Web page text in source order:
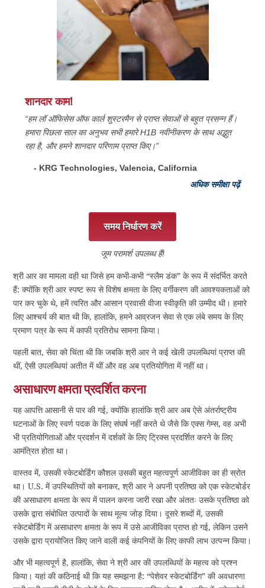
शानदार काम!
“हम लॉ ऑफिसेस ऑफ कार्ल शुस्टरमैन से प्राप्त सेवाओं से बहुत प्रसन्न हैं।
हमारा पिछला साल का अनुभव सभी हमारे H1B नवीनीकरण के साथ अद्भुत
रहा है, और हमने शानदार परिणाम प्राप्त किए।”
- KRG Technologies, Valencia, California
अधिक समीक्षा पढ़ें
समय निर्धारण करें
जूम परामर्श उपलब्ध हैं!
श्री आर का मामला वही था जिसे हम कभी-कभी “स्लैम डंक” के रूप में संदर्भित करते
हैं: क्योंकि श्री आर स्पष्ट रूप से विशेष क्षमता के लिए वर्गीकरण की आवश्यकताओं को
पार कर चुके थे, हमें त्वरित और आसान प्रवासी वीजा स्वीकृति की उम्मीद थी। हमारे
लिए आश्चर्य की बात थी कि, हालांकि, हमने आव्रजन सेवा से एक लंबे समय के लिए
प्रमाण पत्र के रूप में काफी प्रतिरोध सामना किया।
पहली बात, सेवा को चिंता थी कि जबकि श्री आर ने कई खेली उपलब्धियां प्राप्त की
थीं, ऐसी उपलब्धियां अतीत में थीं और वह अब प्रतियोगिता में नहीं था।
असाधारण क्षमता प्रदर्शित करना
यह आपत्ति आसानी से पार की गई, क्योंकि हालांकि श्री आर अब ऐसे अंतर्राष्ट्रीय
घटनाओं के लिए स्वर्ण पदक के लिए संघर्ष नहीं करते थे जैसे कि एक्स गेम्स, वह अभी
भी प्रतियोगिताओं और प्रदर्शन में दर्शकों के लिए ट्रिक्स प्रदर्शित करने के लिए
आमंत्रित होता था।
वास्तव में, उसकी स्केटबोर्डिंग कौशल उसकी बहुत महत्वपूर्ण आजीविका का ही स्रोत
था। U.S. में उपस्थितियों को बनाकर, श्री आर ने अपनी प्रतिष्ठा को एक स्केटबोर्डर
की असाधारण क्षमता के रूप में पालन करना जारी रखा और अंततः उसके प्रतिष्ठा को
उसके द्वारा संबोधित उत्पादों के साथ मूल्य जोड़ दिया। दूसरे शब्दों में, उसकी
स्केटबोर्डिंग में असाधारण क्षमता के रूप में उसे आजीविका प्राप्त हो गई, लेकिन उसने
उसके द्वारा प्रायोजित किए जाने वाली कई कंपनियों के लिए काफी लाभ उत्पन्न किया।
और भी महत्वपूर्ण है, हालांकि, सेवा ने श्री आर की उपलब्धियों के महत्व को प्रश्न
किया। यहां की कठिनाई थी कि यह समझना है: “पेशेवर स्केटबोर्डिंग” की अवधारणा